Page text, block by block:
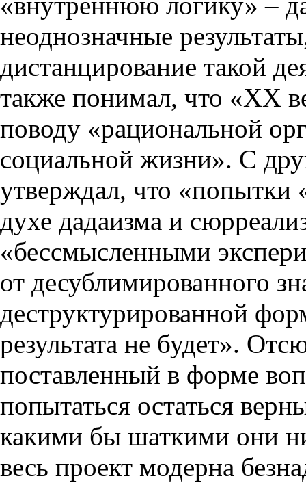
неоднозначные
дистанцирование такой
также понимал, что «ХХ
поводу «рациональной
социальной жизни». С
утверждал, что «попытки
духе дадаизма и
«бессмысленными
от десублимированного
деструктурированной
результата не будет».
поставленный в форме
попытаться остаться
какими бы шаткими они
весь проект модерна